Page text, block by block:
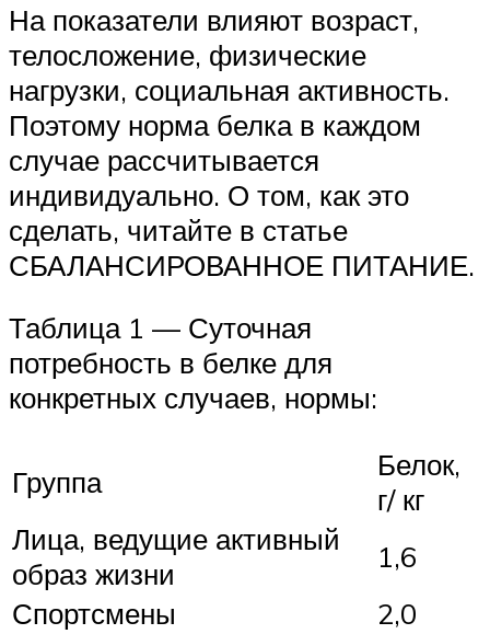
На показатели влияют возраст,
телосложение, физические
нагрузки, социальная активность.
Поэтому норма белка в каждом
случае рассчитывается
индивидуально. О том, как это
сделать, читайте в статье
СБАЛАНСИРОВАННОЕ ПИТАНИЕ.
Таблица 1 — Суточная
потребность в белке для
конкретных случаев, нормы:
Группа
Белок,
г/ кг
Лица, ведущие активный
образ жизни
1,6
Спортсмены
2,0